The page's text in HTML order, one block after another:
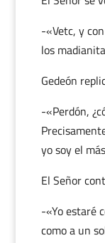
-«Vetc, y
los
Gedeón
-«Perdón,
yo soy el
El Señor
-«Yo estaré
como a un